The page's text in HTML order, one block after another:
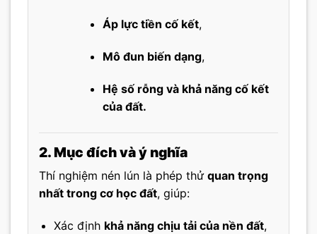
Áp lực tiền cố kết,
Mô đun biến dạng,
Hệ số rỗng và khả năng cố kết
của đất.
2. Mục đích và ý nghĩa
Thí nghiệm nén lún là phép thử quan trọng
nhất trong cơ học đất, giúp:
Xác định khả năng chịu tải của nền đất,